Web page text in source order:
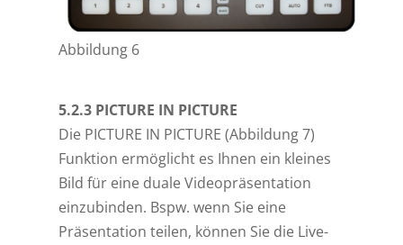
Abbildung 6
5.2.3 PICTURE IN PICTURE
Die PICTURE IN PICTURE (Abbildung 7)
Funktion ermöglicht es Ihnen ein kleines
Bild für eine duale Videopräsentation
einzubinden. Bspw. wenn Sie eine
Präsentation teilen, können Sie die Live-